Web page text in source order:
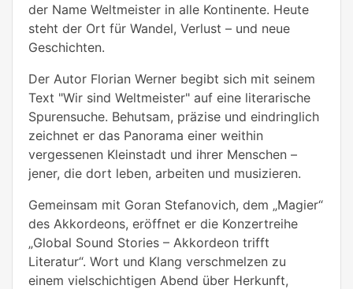
der Name Weltmeister in alle Kontinente. Heute
steht der Ort für Wandel, Verlust – und neue
Geschichten.
Der Autor Florian Werner begibt sich mit seinem
Text "Wir sind Weltmeister" auf eine literarische
Spurensuche. Behutsam, präzise und eindringlich
zeichnet er das Panorama einer weithin
vergessenen Kleinstadt und ihrer Menschen –
jener, die dort leben, arbeiten und musizieren.
Gemeinsam mit Goran Stefanovich, dem „Magier“
des Akkordeons, eröffnet er die Konzertreihe
„Global Sound Stories – Akkordeon trifft
Literatur“. Wort und Klang verschmelzen zu
einem vielschichtigen Abend über Herkunft,